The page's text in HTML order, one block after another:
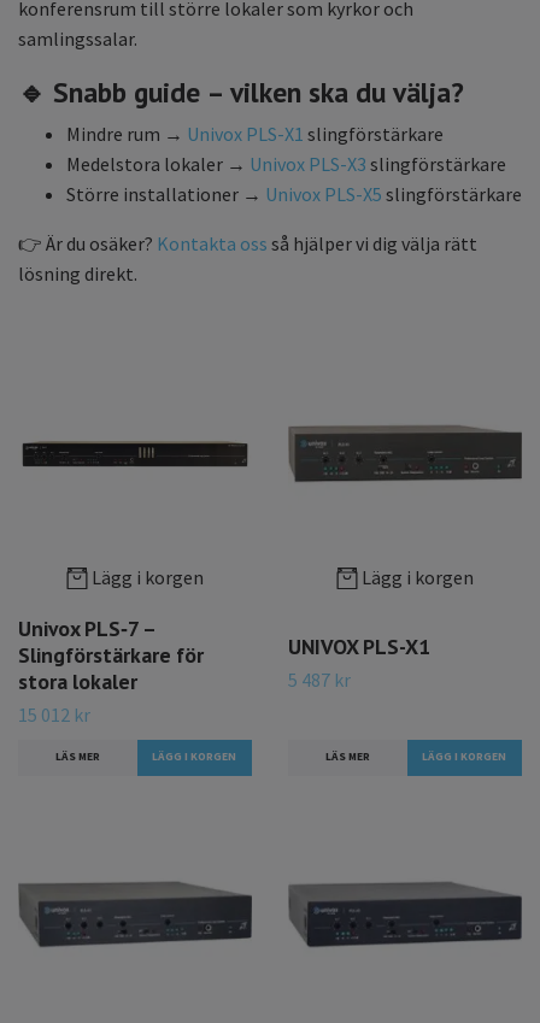
konferensrum till större lokaler som kyrkor och
samlingssalar.
🔹 Snabb guide – vilken ska du välja?
Mindre rum → Univox PLS-X1 slingförstärkare
Medelstora lokaler → Univox PLS-X3 slingförstärkare
Större installationer → Univox PLS-X5 slingförstärkare
👉 Är du osäker? Kontakta oss så hjälper vi dig välja rätt
lösning direkt.
Lägg i korgen
Univox PLS‑7 –
Slingförstärkare för
stora lokaler
15 012 kr
LÄS MER
Lägg i korgen
UNIVOX PLS-X1
5 487 kr
LÄS MER